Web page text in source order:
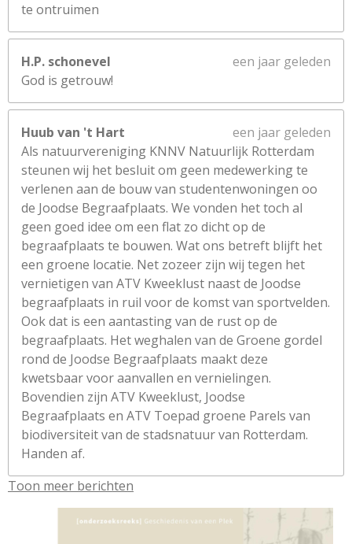
te ontruimen
H.P. schonevel
een jaar geleden
God is getrouw!
Huub van 't Hart
een jaar geleden
Als natuurvereniging KNNV Natuurlijk Rotterdam
steunen wij het besluit om geen medewerking te
verlenen aan de bouw van studentenwoningen oo
de Joodse Begraafplaats. We vonden het toch al
geen goed idee om een flat zo dicht op de
begraafplaats te bouwen. Wat ons betreft blijft het
een groene locatie. Net zozeer zijn wij tegen het
vernietigen van ATV Kweeklust naast de Joodse
begraafplaats in ruil voor de komst van sportvelden.
Ook dat is een aantasting van de rust op de
begraafplaats. Het weghalen van de Groene gordel
rond de Joodse Begraafplaats maakt deze
kwetsbaar voor aanvallen en vernielingen.
Bovendien zijn ATV Kweeklust, Joodse
Begraafplaats en ATV Toepad groene Parels van
biodiversiteit van de stadsnatuur van Rotterdam.
Handen af.
Toon meer berichten